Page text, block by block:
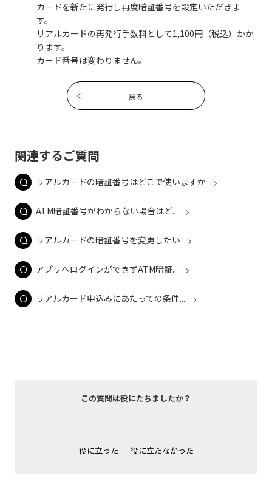
カードを新たに発行し再度暗証番号を設定いただきま
す。
リアルカードの再発行手数料として1,100円（税込）かか
ります。
カード番号は変わりません。
戻る
関連するご質問
リアルカードの暗証番号はどこで使いますか
ATM暗証番号がわからない場合はど...
リアルカードの暗証番号を変更したい
アプリへログインができずATM暗証...
リアルカード申込みにあたっての条件...
この質問は役にたちましたか？
役に立った 役に立たなかった